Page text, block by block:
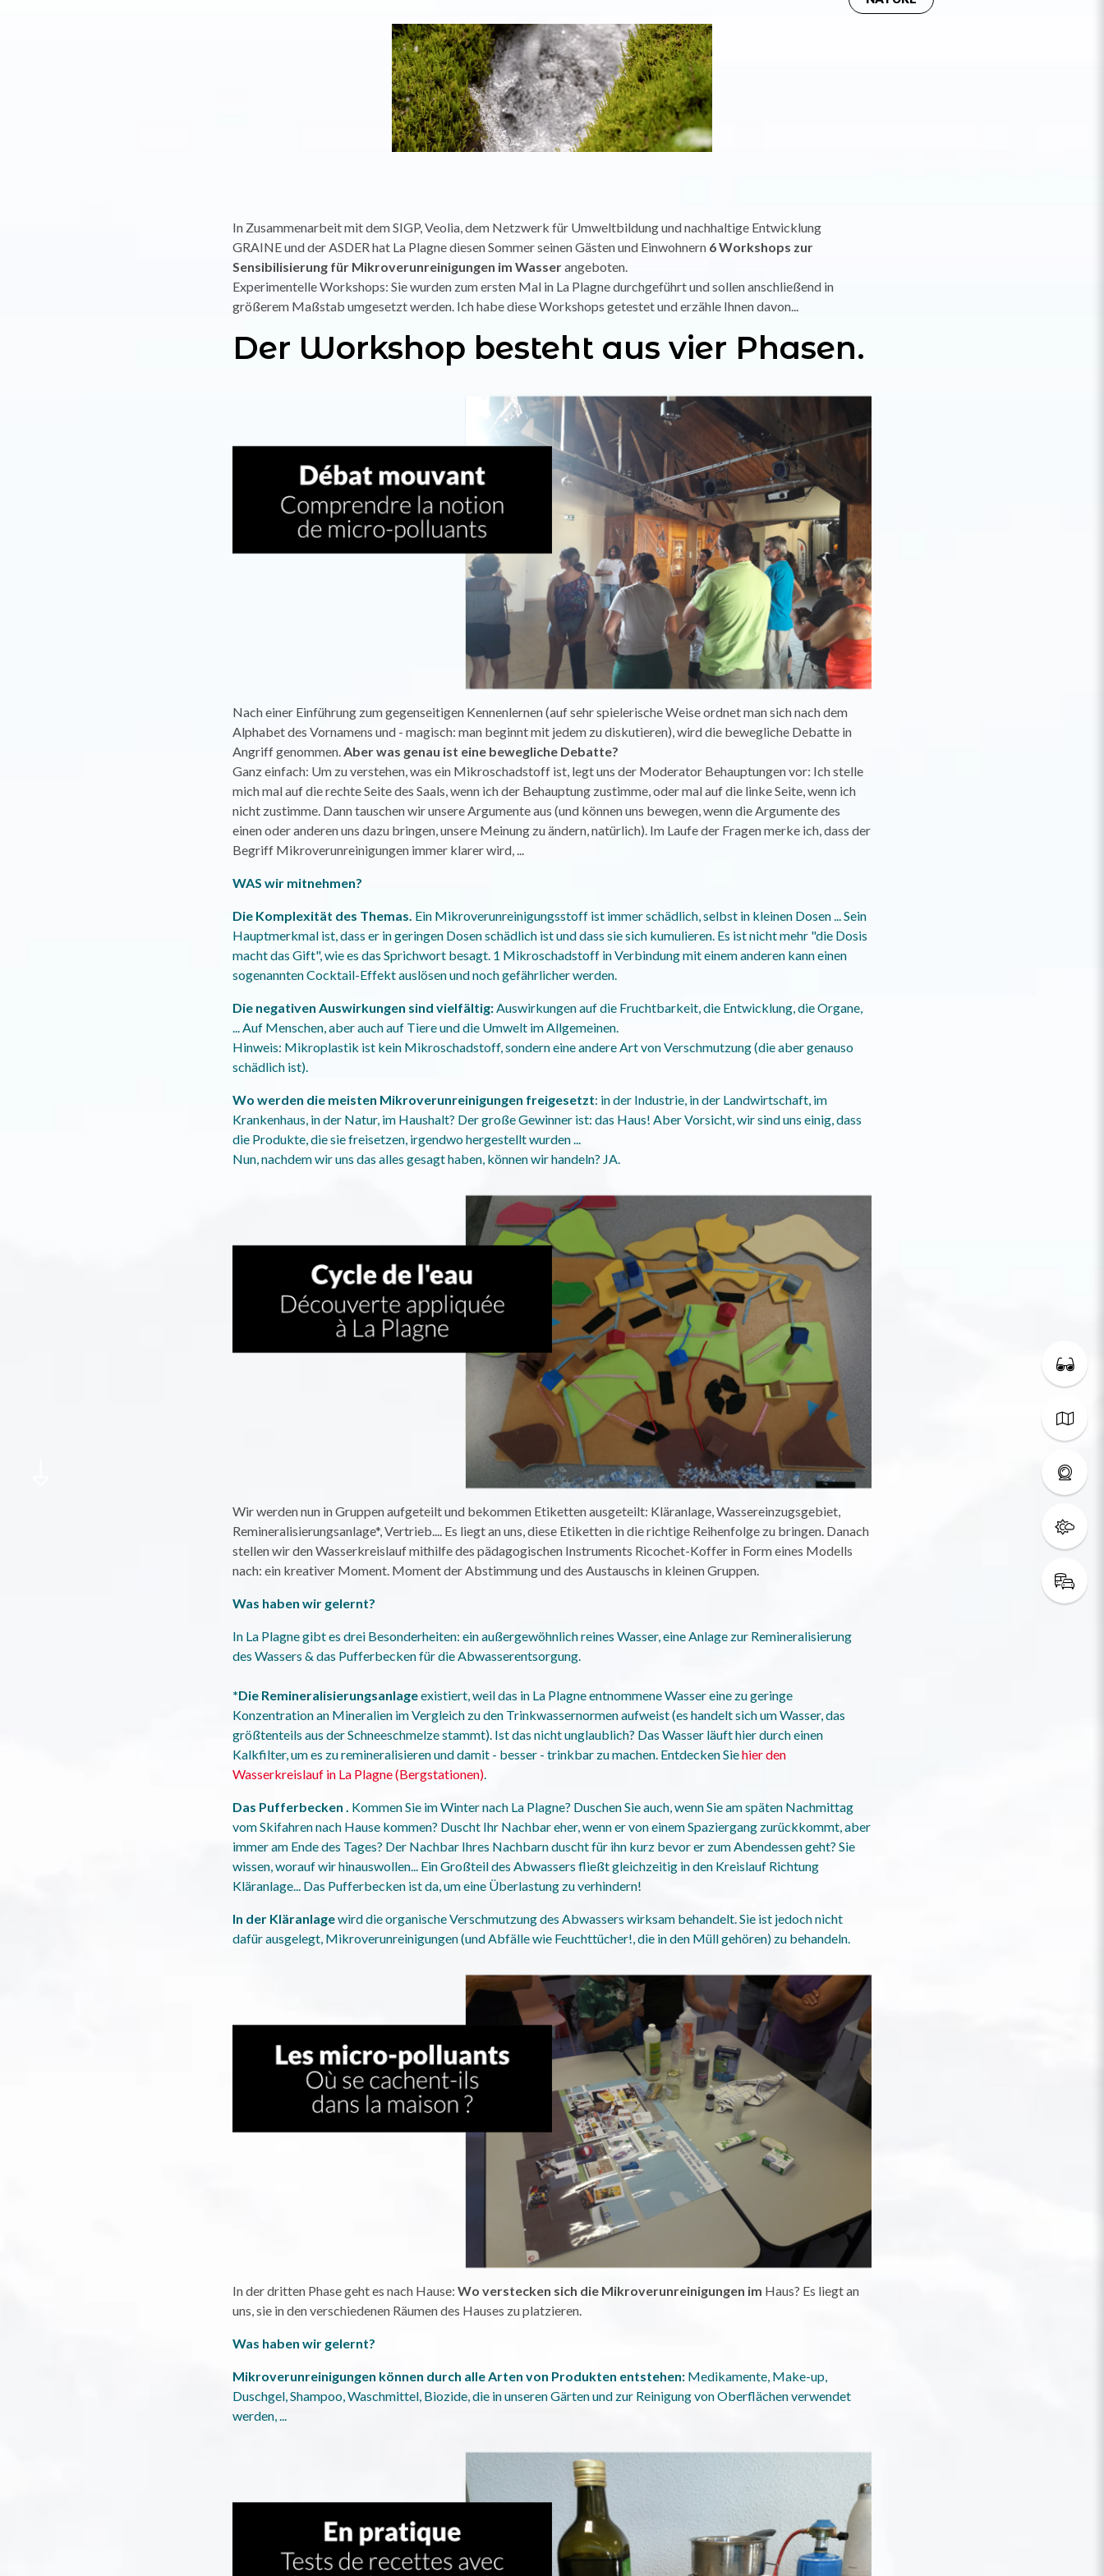
In Zusammenarbeit mit dem SIGP, Veolia, dem Netzwerk für Umweltbildung und nachhaltige Entwicklung
GRAINE und der ASDER hat La Plagne diesen Sommer seinen Gästen und Einwohnern 6 Workshops zur
Sensibilisierung für Mikroverunreinigungen im Wasserangeboten.
Experimentelle Workshops: Sie wurden zum ersten Mal in La Plagne durchgeführt und sollen anschließend in
größerem Maßstab umgesetzt werden. Ich habe diese Workshops getestet und erzähle Ihnen davon...
Der Workshop besteht aus vier Phasen.
Nach einer Einführung zum gegenseitigen Kennenlernen (auf sehr spielerische Weise ordnet man sich nach dem
Alphabet des Vornamens und - magisch: man beginnt mit jedem zu diskutieren), wird die bewegliche Debatte in
Angriff genommen.Aber was genau ist eine bewegliche Debatte?
Ganz einfach: Um zu verstehen, was ein Mikroschadstoff ist, legt uns der Moderator Behauptungen vor: Ich stelle
mich mal auf die rechte Seite des Saals, wenn ich der Behauptung zustimme, oder mal auf die linke Seite, wenn ich
nicht zustimme. Dann tauschen wir unsere Argumente aus (und können uns bewegen, wenn die Argumente des
einen oder anderen uns dazu bringen, unsere Meinung zu ändern, natürlich). Im Laufe der Fragen merke ich, dass der
Begriff Mikroverunreinigungen immer klarer wird, ...
WAS wir mitnehmen?
Die Komplexität des Themas. Ein Mikroverunreinigungsstoff ist immer schädlich, selbst in kleinen Dosen ... Sein
Hauptmerkmal ist, dass er in geringen Dosen schädlich ist und dass sie sich kumulieren. Es ist nicht mehr "die Dosis
macht das Gift", wie es das Sprichwort besagt. 1 Mikroschadstoff in Verbindung mit einem anderen kann einen
sogenannten Cocktail-Effekt auslösen und noch gefährlicher werden.
Die negativen Auswirkungen sind vielfältig:Auswirkungen auf die Fruchtbarkeit, die Entwicklung, die Organe,
... Auf Menschen, aber auch auf Tiere und die Umwelt im Allgemeinen.
Hinweis: Mikroplastik ist kein Mikroschadstoff, sondern eine andere Art von Verschmutzung (die aber genauso
schädlich ist).
Wo werden die meisten Mikroverunreinigungen freigesetzt: in der Industrie, in der Landwirtschaft, im
Krankenhaus, in der Natur, im Haushalt? Der große Gewinner ist: das Haus! Aber Vorsicht, wir sind uns einig, dass
die Produkte, die sie freisetzen, irgendwo hergestellt wurden ...
Nun, nachdem wir uns das alles gesagt haben, können wir handeln? JA.
Wir werden nun in Gruppen aufgeteilt und bekommen Etiketten ausgeteilt: Kläranlage, Wassereinzugsgebiet,
Remineralisierungsanlage*, Vertrieb.... Es liegt an uns, diese Etiketten in die richtige Reihenfolge zu bringen. Danach
stellen wir den Wasserkreislauf mithilfe des pädagogischen Instruments Ricochet-Koffer in Form eines Modells
nach: ein kreativer Moment. Moment der Abstimmung und des Austauschs in kleinen Gruppen.
Was haben wir gelernt?
In La Plagne gibt es drei Besonderheiten: ein außergewöhnlich reines Wasser, eine Anlage zur Remineralisierung
des Wassers & das Pufferbecken für die Abwasserentsorgung.
*Die Remineralisierungsanlageexistiert, weil das in La Plagne entnommene Wasser eine zu geringe
Konzentration an Mineralien im Vergleich zu den Trinkwassernormen aufweist (es handelt sich um Wasser, das
größtenteils aus der Schneeschmelze stammt). Ist das nicht unglaublich? Das Wasser läuft hier durch einen
Kalkfilter, um es zu remineralisieren und damit - besser - trinkbar zu machen. Entdecken Siehier den
Wasserkreislauf in La Plagne (Bergstationen).
Das Pufferbecken . Kommen Sie im Winter nach La Plagne? Duschen Sie auch, wenn Sie am späten Nachmittag
vom Skifahren nach Hause kommen? Duscht Ihr Nachbar eher, wenn er von einem Spaziergang zurückkommt, aber
immer am Ende des Tages? Der Nachbar Ihres Nachbarn duscht für ihn kurz bevor er zum Abendessen geht? Sie
wissen, worauf wir hinauswollen... Ein Großteil des Abwassers fließt gleichzeitig in den Kreislauf Richtung
Kläranlage... Das Pufferbecken ist da, um eine Überlastung zu verhindern!
In der Kläranlagewird die organische Verschmutzung des Abwassers wirksam behandelt. Sie ist jedoch nicht
dafür ausgelegt, Mikroverunreinigungen (und Abfälle wie Feuchttücher!, die in den Müll gehören) zu behandeln.
In der dritten Phase geht es nach Hause: Wo verstecken sich die Mikroverunreinigungen im Haus? Es liegt an
uns, sie in den verschiedenen Räumen des Hauses zu platzieren.
Was haben wir gelernt?
Mikroverunreinigungen können durch alle Arten von Produkten entstehen:Medikamente, Make-up,
Duschgel, Shampoo, Waschmittel, Biozide, die in unseren Gärten und zur Reinigung von Oberflächen verwendet
werden, ...